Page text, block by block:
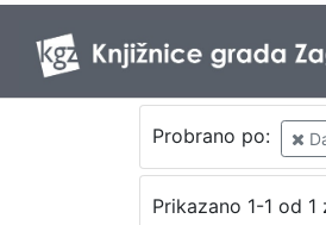
Probrano po:
Prikazano 1-1 od 1